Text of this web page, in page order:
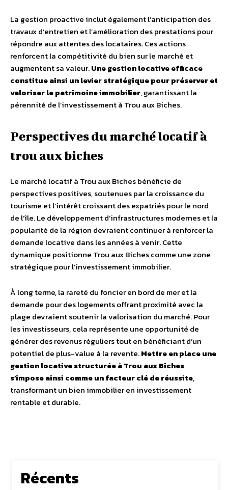
La gestion proactive inclut également l’anticipation des
travaux d’entretien et l’amélioration des prestations pour
répondre aux attentes des locataires. Ces actions
renforcent la compétitivité du bien sur le marché et
augmentent sa valeur.Une gestion locative efficace
constitue ainsi un levier stratégique pour préserver et
valoriser le patrimoine immobilier, garantissant la
pérennité de l’investissement à Trou aux Biches.
Perspectives du marché locatif à
trou aux biches
Le marché locatif à Trou aux Biches bénéficie de
perspectives positives, soutenues par la croissance du
tourisme et l’intérêt croissant des expatriés pour le nord
de l’île. Le développement d’infrastructures modernes et la
popularité de la région devraient continuer à renforcer la
demande locative dans les années à venir. Cette
dynamique positionne Trou aux Biches comme une zone
stratégique pour l’investissement immobilier.
À long terme, la rareté du foncier en bord de mer et la
demande pour des logements offrant proximité avec la
plage devraient soutenir la valorisation du marché. Pour
les investisseurs, cela représente une opportunité de
générer des revenus réguliers tout en bénéficiant d’un
potentiel de plus-value à la revente.Mettre en place une
gestion locative structurée à Trou aux Biches
s’impose ainsi comme un facteur clé de réussite,
transformant un bien immobilier en investissement
rentable et durable.
Récents